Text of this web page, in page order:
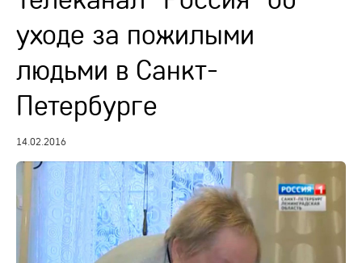
уходе за пожилыми
людьми в Санкт-
Петербурге
14.02.2016